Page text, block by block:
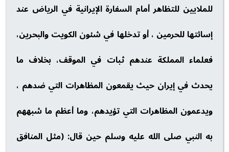
للملايين للتظاهر أمام السفارة الإيرانية في الرياض عند
إسائتها للحرمين ، أو تدخلها في شئون الكويت والبحرين،
فعلماء المملكة عندهم ثبات في الموقف، بخلاف ما
يحدث في إيران حيث يقمعون المظاهرات التي ضدهم ،
ويدعمون المظاهرات التي تؤيدهم، وما أعظم ما شبههم
به النبي صلى الله عليه وسلم حين قال: (مثل المنافق